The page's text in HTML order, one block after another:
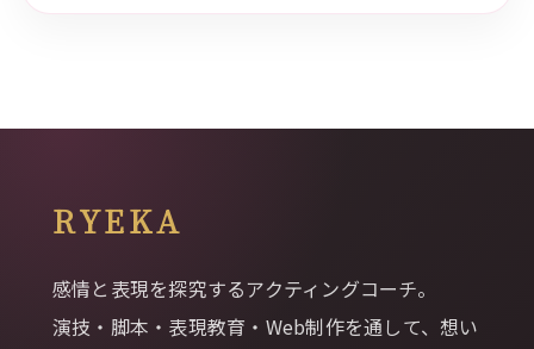
RYEKA
感情と表現を探究するアクティングコーチ。
演技・脚本・表現教育・Web制作を通して、想い